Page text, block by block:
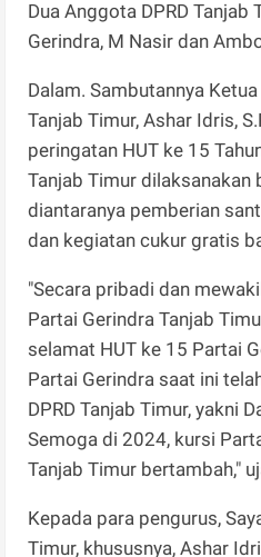
Dua Anggota DPRD Tanjab
Gerindra, M Nasir dan
Dalam. Sambutannya
Tanjab Timur, Ashar Idris,
peringatan HUT ke 15
Tanjab Timur dilaksanakan
diantaranya pemberian
dan kegiatan cukur gratis
"Secara pribadi dan
Partai Gerindra Tanjab
selamat HUT ke 15 Partai
Partai Gerindra saat ini
DPRD Tanjab Timur, yakni
Semoga di 2024, kursi
Tanjab Timur bertambah,"
Kepada para pengurus,
Timur, khususnya, Ashar